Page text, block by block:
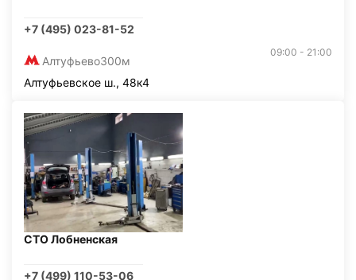
+7 (495) 023-81-52
Алтуфьево300м
09:00 - 21:00
Алтуфьевское ш., 48к4
СТО Лобненская
+7 (499) 110-53-06